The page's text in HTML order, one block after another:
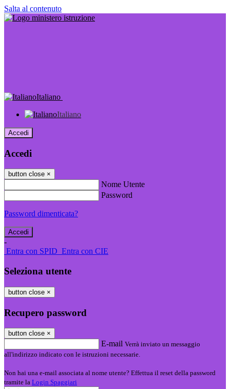
Salta al contenuto
Italiano
Italiano
Accedi
Accedi
button close ×
Nome Utente
Password
Password dimenticata?
-
Entra con SPID Entra con CIE
Seleziona utente
button close ×
Recupero password
button close ×
E-mail Verrà inviato un messaggio
all'indirizzo indicato con le istruzioni necessarie.
Non hai una e-mail associata al nome utente? Effettua il reset della password
tramite la Login Spaggiari